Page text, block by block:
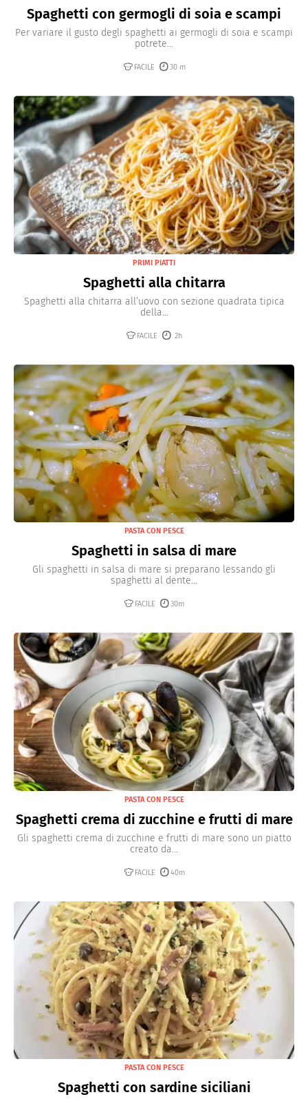
Spaghetti con germogli di soia e scampi
Per variare il gusto degli spaghetti ai germogli di soia e scampi
potrete...
FACILE 30 m
PRIMI PIATTI
Spaghetti alla chitarra
Spaghetti alla chitarra all’uovo con sezione quadrata tipica
della...
FACILE 2h
PASTA CON PESCE
Spaghetti in salsa di mare
Gli spaghetti in salsa di mare si preparano lessando gli
spaghetti al dente...
FACILE 30m
PASTA CON PESCE
Spaghetti crema di zucchine e frutti di mare
Gli spaghetti crema di zucchine e frutti di mare sono un piatto
creato da...
FACILE 40m
PASTA CON PESCE
Spaghetti con sardine siciliani